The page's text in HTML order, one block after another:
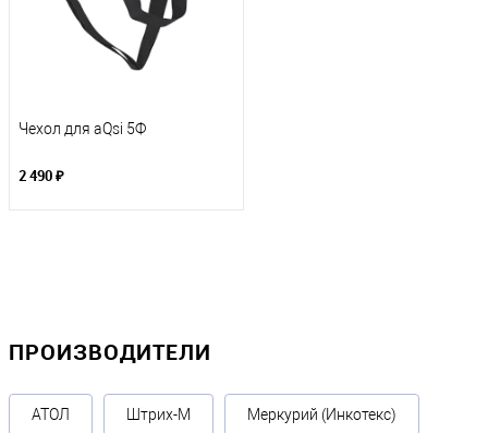
Чехол для aQsi 5Ф
2 490 ₽
ПРОИЗВОДИТЕЛИ
АТОЛ Штрих-М Меркурий (Инкотекс)